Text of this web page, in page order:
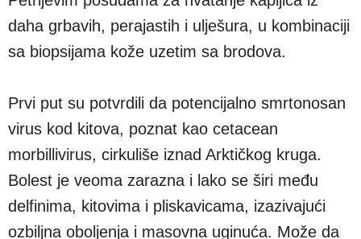
daha grbavih, perajastih i ulješura, u kombinaciji
sa biopsijama kože uzetim sa brodova.
Prvi put su potvrdili da potencijalno smrtonosan
virus kod kitova, poznat kao cetacean
morbillivirus, cirkuliše iznad Arktičkog kruga.
Bolest je veoma zarazna i lako se širi među
delfinima, kitovima i pliskavicama, izazivajući
ozbiljna oboljenja i masovna uginuća. Može da